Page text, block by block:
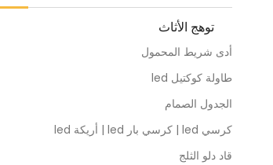
توهج الأثاث
أدى شريط المحمول
طاولة كوكتيل led
الجدول الصمام
كرسي led | كرسي بار led | أريكة led
قاد دلو الثلج